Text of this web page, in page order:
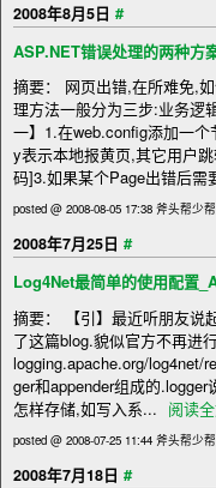
2008年8月5日 #
ASP.NET错误处理的两种方
摘要： 网页出错,在所难免,
理方法一般分为三步:业务
一】1.在web.config添加一
y表示本地报黄页,其它用户
码]3.如果某个Page出错后需
posted @ 2008-08-05 17:38 斧头帮少
2008年7月25日 #
Log4Net最简单的使用配置
摘要： 【引】最近听朋友说
了这篇blog.貌似官方不再进
logging.apache.org/log4net/
ger和appender组成的
怎样存储,如写入系... 阅读
posted @ 2008-07-25 11:44 斧头帮少
2008年7月18日 #